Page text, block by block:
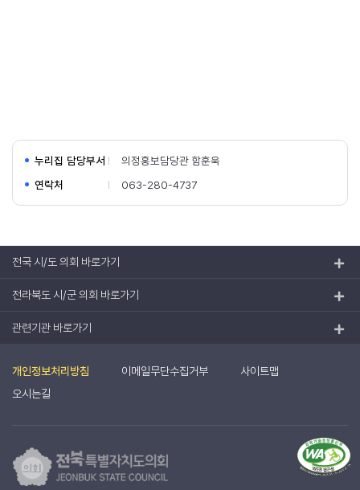
누리집 담당부서
의정홍보담당관 함훈욱
연락처
063-280-4737
전국 시/도 의회 바로가기
전라북도 시/군 의회 바로가기
관련기관 바로가기
개인정보처리방침 이메일무단수집거부
사이트맵
오시는길